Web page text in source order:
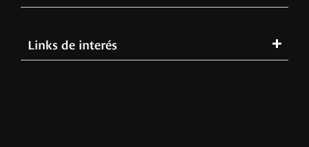
Links de interés